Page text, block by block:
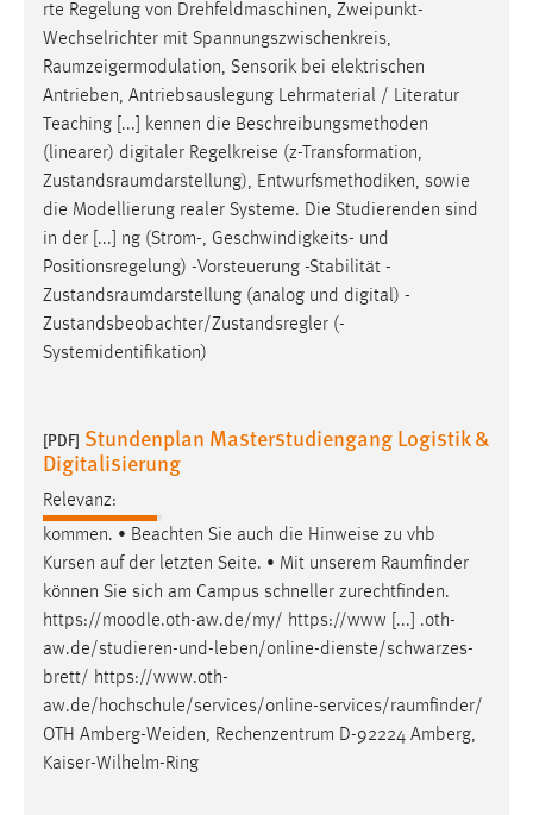
rte Regelung von Drehfeldmaschinen, Zweipunkt-
Wechselrichter mit Spannungszwischenkreis,
Raumzeigermodulation, Sensorik bei elektrischen
Antrieben, Antriebsauslegung Lehrmaterial / Literatur
Teaching [...] kennen die Beschreibungsmethoden
(linearer) digitaler Regelkreise (z-Transformation,
Zustandsraumdarstellung), Entwurfsmethodiken, sowie
die Modellierung realer Systeme. Die Studierenden sind
in der [...] ng (Strom-, Geschwindigkeits- und
Positionsregelung) -Vorsteuerung -Stabilität -
Zustandsraumdarstellung (analog und digital) -
Zustandsbeobachter/Zustandsregler (-
Systemidentifikation)
[PDF] Stundenplan Masterstudiengang Logistik &
Digitalisierung
Relevanz:
kommen. • Beachten Sie auch die Hinweise zu vhb
Kursen auf der letzten Seite. • Mit unserem Raumfinder
können Sie sich am Campus schneller zurechtfinden.
https://moodle.oth-aw.de/my/ https://www [...] .oth-
aw.de/studieren-und-leben/online-dienste/schwarzes-
brett/ https://www.oth-
aw.de/hochschule/services/online-services/raumfinder/
OTH Amberg-Weiden, Rechenzentrum D-92224 Amberg,
Kaiser-Wilhelm-Ring